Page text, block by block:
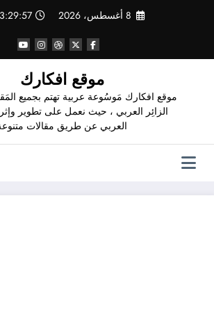
8 أغسطس، 2026 3:29:58 AM
موقع افكارك
موقع افكارك مَوسُوعة عربية تهتم بجميع
الزائِر العربي ، حيث نعمل على تطوير
العربي عن طريق مقالات